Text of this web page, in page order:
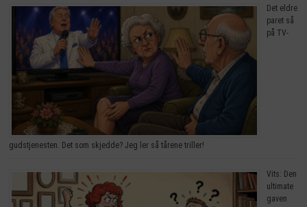
Det eldre
paret så
på TV-
gudstjenesten. Det som skjedde? Jeg ler så tårene triller!
Vits: Den
ultimate
gaven